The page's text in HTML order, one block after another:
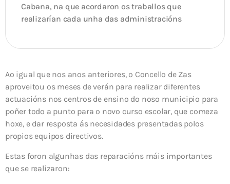
Cabana, na que acordaron os traballos que
realizarían cada unha das administracións
Ao igual que nos anos anteriores, o Concello de Zas
aproveitou os meses de verán para realizar diferentes
actuacións nos centros de ensino do noso municipio para
poñer todo a punto para o novo curso escolar, que comeza
hoxe, e dar resposta ás necesidades presentadas polos
propios equipos directivos.
Estas foron algunhas das reparacións máis importantes
que se realizaron: